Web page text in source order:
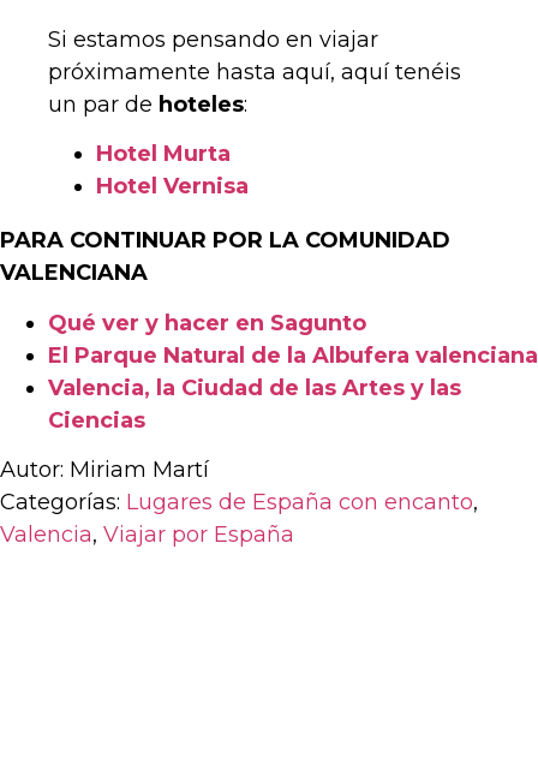
Si estamos pensando en viajar
próximamente hasta aquí, aquí tenéis
un par de hoteles:
Hotel Murta
Hotel Vernisa
PARA CONTINUAR POR LA COMUNIDAD
VALENCIANA
Qué ver y hacer en Sagunto
El Parque Natural de la Albufera valenciana
Valencia, la Ciudad de las Artes y las
Ciencias
Autor: Miriam Martí
Categorías: Lugares de España con encanto,
Valencia, Viajar por España